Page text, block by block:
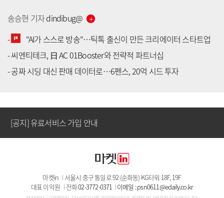
송승현 기자dindibug@
-
"AI가 스스로 방송"…틱톡 출신이 만든 크리에이터 스타트업
-씨엔티테크, 日 AC 01Booster와 전략적 파트너십
-공짜 시딩 대신 판매 데이터로…6펜스, 20억 시드 투자
[공지] 유료서비스 가입 안내
[공지] 유료서비스 가입 안내
[공지] 새로워진 마켓인, 성공투자 창을 열다
[공지] 유료서비스 가입 안내
마켓in I 서울시 중구 통일로 92 (순화동) KG타워 18F, 19F
대표 이익원 I 전화02-3772-0371 I이메일 : psn0611@edaily.co.kr